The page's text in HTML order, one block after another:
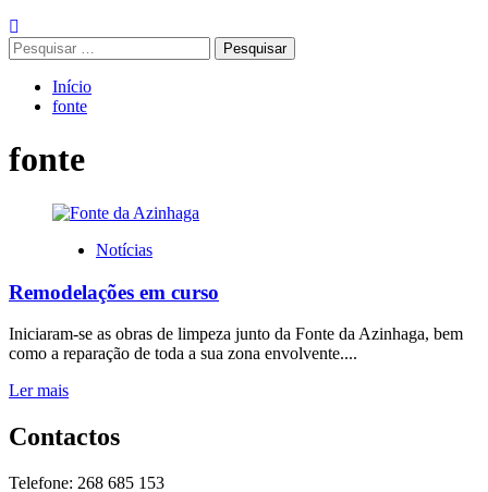
Pesquisar
por:
Início
fonte
fonte
Notícias
Remodelações em curso
Iniciaram-se as obras de limpeza junto da Fonte da Azinhaga, bem
como a reparação de toda a sua zona envolvente....
Ler maisLeia
sobre
Remodelações
curso
Contactos
Telefone: 268 685 153